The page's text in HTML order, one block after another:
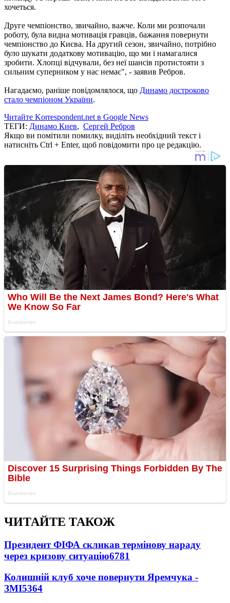
хочеться.
Друге чемпіонство, звичайно, важче. Коли ми розпочали
роботу, була видна мотивація гравців, бажання повернути
чемпіонство до Києва. На другий сезон, звичайно, потрібно
було шукати додаткову мотивацію, що ми і намагалися
зробити. Хлопці відчували, без неї шансів протистояти з
сильним суперником у нас немає", - заявив Ребров.
Нагадаємо, раніше повідомлялося, що Динамо достроково
стало чемпіоном України.
Читайте Korrespondent.net в Google News
ТЕГИ: Динамо Киев, Сергей Ребров
Якщо ви помітили помилку, виділіть необхідний текст і
натисніть Ctrl + Enter, щоб повідомити про це редакцію.
ЧИТАЙТЕ ТАКОЖ
Президент ФІФА скликав термінову нараду
через кризову ситуацію6781
Колишній клуб хоче повернути Яремчука -
ЗМІ5364